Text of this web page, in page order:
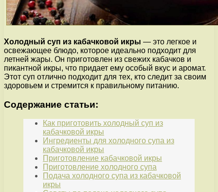
Холодный суп из кабачковой икры — это легкое и
освежающее блюдо, которое идеально подходит для
летней жары. Он приготовлен из свежих кабачков и
пикантной икры, что придает ему особый вкус и аромат.
Этот суп отлично подходит для тех, кто следит за своим
здоровьем и стремится к правильному питанию.
Содержание статьи:
Как приготовить холодный суп из
кабачковой икры
Ингредиенты для холодного супа из
кабачковой икры
Приготовление кабачковой икры
Приготовление холодного супа
Подача холодного супа из кабачковой
икры